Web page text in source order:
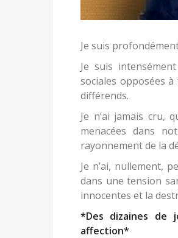
Je suis
Je suis
sociales opposées
différends.
Je n’ai jamais cru,
menacées dans
rayonnement de la
Je n’ai, nullement,
dans une tension
innocentes et la
*Des dizaines de
affection*